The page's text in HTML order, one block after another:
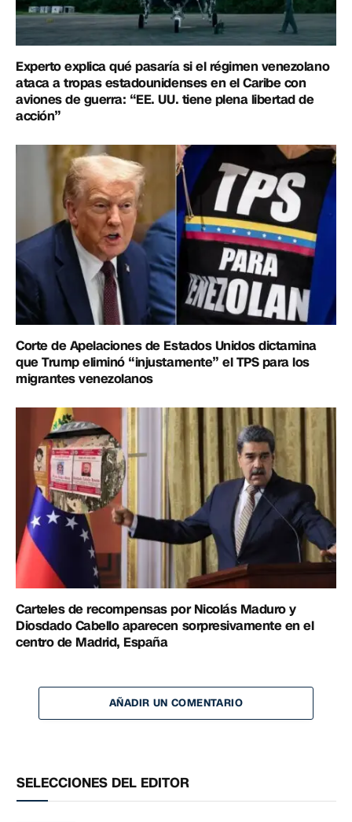
Experto explica qué pasaría si el régimen venezolano
ataca a tropas estadounidenses en el Caribe con
aviones de guerra: “EE. UU. tiene plena libertad de
acción”
Corte de Apelaciones de Estados Unidos dictamina
que Trump eliminó “injustamente” el TPS para los
migrantes venezolanos
Carteles de recompensas por Nicolás Maduro y
Diosdado Cabello aparecen sorpresivamente en el
centro de Madrid, España
AÑADIR UN COMENTARIO
SELECCIONES DEL EDITOR